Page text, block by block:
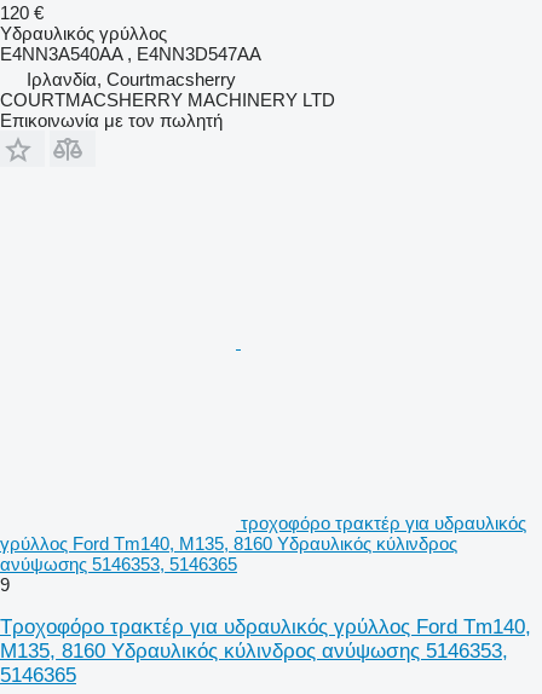
120 €
Υδραυλικός γρύλλος
E4NN3A540AA , E4NN3D547AA
Ιρλανδία, Courtmacsherry
COURTMACSHERRY MACHINERY LTD
Επικοινωνία με τον πωλητή
τροχοφόρο τρακτέρ για υδραυλικός
γρύλλος Ford Tm140, M135, 8160 Υδραυλικός κύλινδρος
ανύψωσης 5146353, 5146365
9
Τροχοφόρο τρακτέρ για υδραυλικός γρύλλος Ford Tm140,
M135, 8160 Υδραυλικός κύλινδρος ανύψωσης 5146353,
5146365